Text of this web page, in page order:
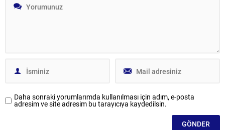
Daha sonraki yorumlarımda kullanılması için adım, e-posta
adresim ve site adresim bu tarayıcıya kaydedilsin.